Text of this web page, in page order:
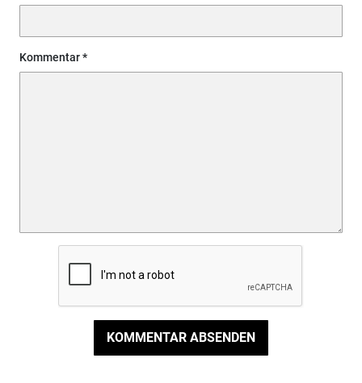
Kommentar
KOMMENTAR ABSENDEN